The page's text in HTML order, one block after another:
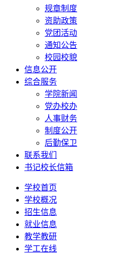
规章制度
资助政策
党团活动
通知公告
校园校貌
信息公开
综合服务
学院新闻
党办校办
人事财务
制度公开
后勤保卫
联系我们
书记校长信箱
学校首页
学校概况
招生信息
就业信息
教学教研
学工在线